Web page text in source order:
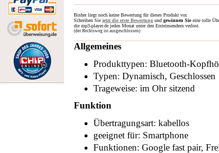
Bisher liegt noch keine Bewertung für dieses Produkt vor.
Schreiben Sie jetzt die erste Bewertung und gewinnen Sieeine tolle
die mp3-player.de jeden Monat unter den Ersteinsendern verlost.
(der Rechtsweg ist ausgeschlossen)
Allgemeines
Produkttypen: Bluetooth-
Typen: Dynamisch, Geschlossen
Trageweise: im Ohr sitzend
Funktion
Übertragungsart: kabellos
geeignet für: Smartphone
Funktionen: Google fast pair,